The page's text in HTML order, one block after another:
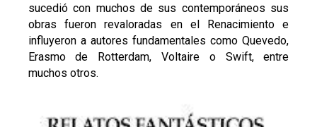
sucedió con muchos de sus contemporáneos sus
obras fueron revaloradas en el Renacimiento e
influyeron a autores fundamentales como Quevedo,
Erasmo de Rotterdam, Voltaire o Swift, entre
muchos otros.